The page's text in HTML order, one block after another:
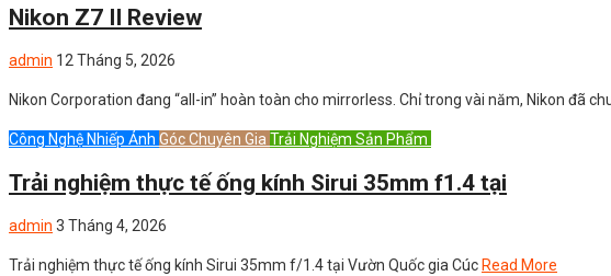
Nikon Z7 II Review
admin 12 Tháng 5, 2026
Nikon Corporation đang “all-in” hoàn toàn cho mirrorless. Chỉ trong vài năm, Nikon đã
Công Nghệ Nhiếp Ảnh Góc Chuyên Gia Trải Nghiệm Sản Phẩm
Trải nghiệm thực tế ống kính Sirui 35mm f1.4 tại
admin 3 Tháng 4, 2026
Trải nghiệm thực tế ống kính Sirui 35mm f/1.4 tại Vườn Quốc gia Cúc Read More